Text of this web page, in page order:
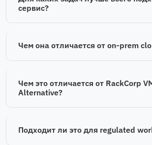
сервис?
Чем она отличается от on‑prem
Чем это отличается от RackCorp
Alternative?
Подходит ли это для regulated